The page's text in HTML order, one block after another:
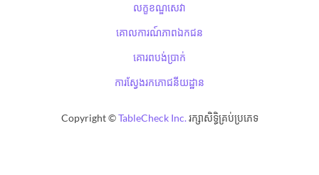
លក្ខខណ្ឌសេវា
គោលការណ៍ភាពឯកជន
គោរពបង់ប្រាក់
ការស្វែងរកភោជនីយដ្ឋាន
Copyright ©TableCheck Inc.រក្សាសិទ្ធិគ្រប់ប្រភេទ